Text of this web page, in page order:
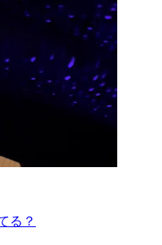
る？